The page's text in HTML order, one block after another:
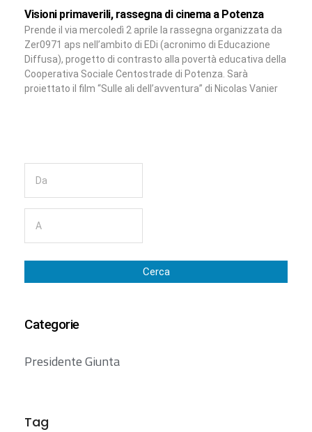
Visioni primaverili, rassegna di cinema a Potenza
Prende il via mercoledì 2 aprile la rassegna organizzata da
Zer0971 aps nell’ambito di EDi (acronimo di Educazione
Diffusa), progetto di contrasto alla povertà educativa della
Cooperativa Sociale Centostrade di Potenza. Sarà
proiettato il film “Sulle ali dell’avventura” di Nicolas Vanier
Cerca
Categorie
Presidente Giunta
Tag